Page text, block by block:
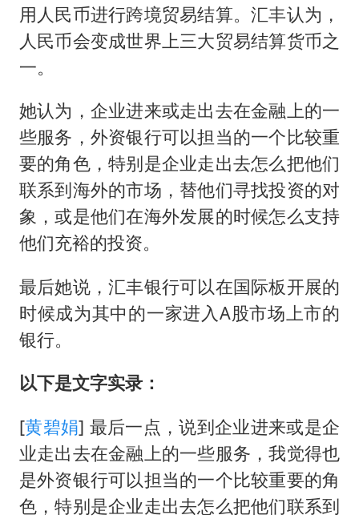
夯实基础开新局
用人民币进行跨境贸易结算。汇丰认为，
人民币会变成世界上三大贸易结算货币之
一。
她认为，企业进来或走出去在金融上的一
些服务，外资银行可以担当的一个比较重
要的角色，特别是企业走出去怎么把他们
联系到海外的市场，替他们寻找投资的对
象，或是他们在海外发展的时候怎么支持
他们充裕的投资。
最后她说，汇丰银行可以在国际板开展的
时候成为其中的一家进入A股市场上市的
银行。
以下是文字实录：
[黄碧娟] 最后一点，说到企业进来或是企
业走出去在金融上的一些服务，我觉得也
是外资银行可以担当的一个比较重要的角
色，特别是企业走出去怎么把他们联系到